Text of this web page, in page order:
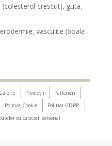
crescut), guta,
vasculite (boala
Galerie Promoții
Parteneri
Politica Cookie
Politica GDPR
cu caracter personal